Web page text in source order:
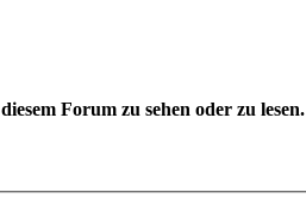
Forum zu sehen oder zu lesen.